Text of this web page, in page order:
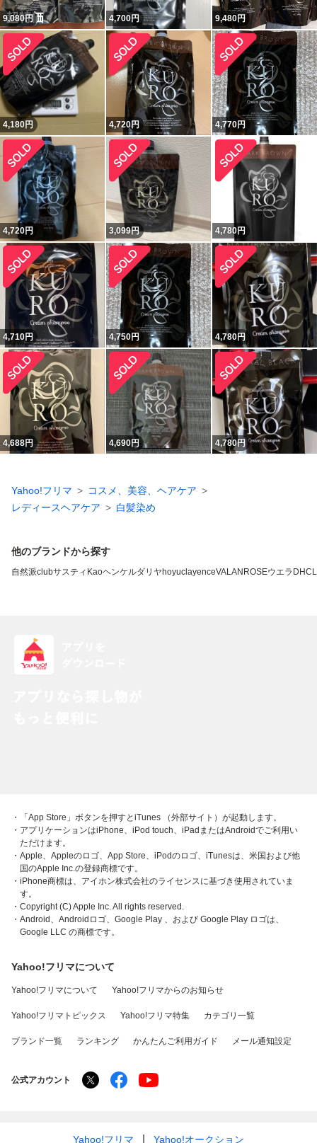
9,080円 4,700円 9,480円
4,180円 4,720円 4,770円
4,720円 3,099円 4,780円
4,710円 4,750円 4,780円
4,688円 4,690円 4,780円
Yahoo!フリマ
コスメ、美容、ヘアケア
レディースヘアケア
白髪染め
他のブランドから探す
自然派clubサスティ Kaoヘンケルダリヤ hoyuclayenceVALANROSEウエラ DHC
・「App Store」ボタンを押すとiTunes （外部サイト）が起動します。
・アプリケーションはiPhone、iPod touch、iPadまたはAndroidでご利用い
ただけます。
・Apple、Appleのロゴ、App Store、iPodのロゴ、iTunesは、米国および他
国のApple Inc.の登録商標です。
・iPhone商標は、アイホン株式会社のライセンスに基づき使用されていま
す。
・Copyright (C) Apple Inc. All rights reserved.
・Android、Androidロゴ、Google Play 、および Google Play ロゴは、
Google LLC の商標です。
Yahoo!フリマについて
Yahoo!フリマについて Yahoo!フリマからのお知らせ
Yahoo!フリマトピックス Yahoo!フリマ特集 カテゴリ一覧
ブランド一覧 ランキング かんたんご利用ガイド メール通知設定
公式アカウント
Yahoo!フリマ Yahoo!オークション